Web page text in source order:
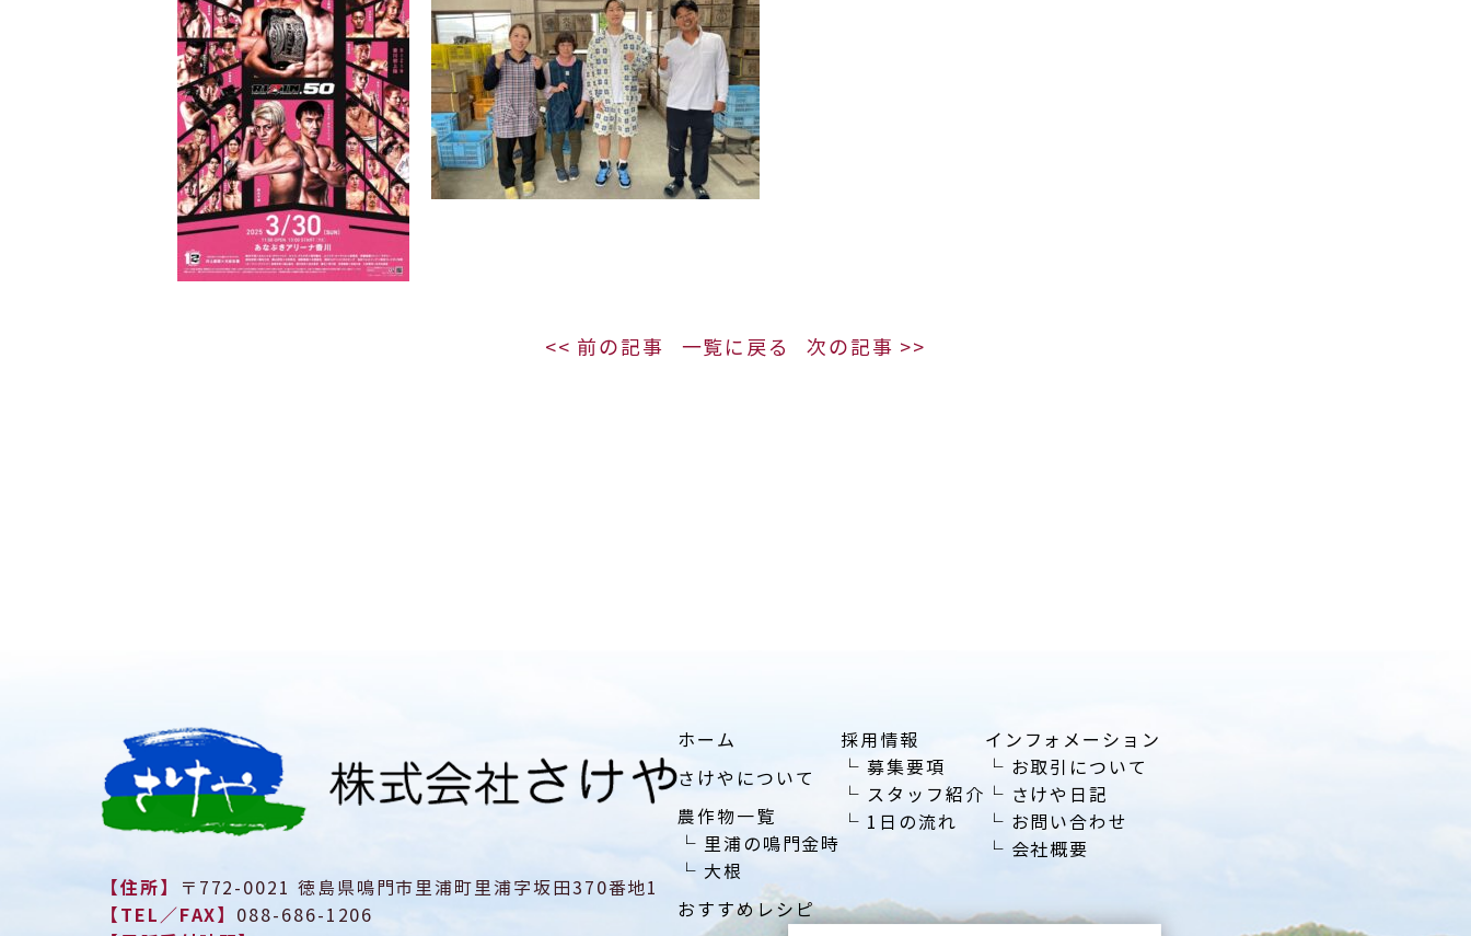
<< 前の記事 一覧に戻る 次の記事 >>
【住所】 〒772-0021 徳島県鳴門市里浦町里浦字坂田370番地1
【TEL／FAX】 088-686-1206
ホーム
さけやについて
農作物一覧
└ 里浦の鳴門金時
└ 大根
おすすめレシピ
採用情報
└募集要項
└ スタッフ紹介
└ 1日の流れ
インフォメーション
└ お取引について
└ さけや日記
└ お問い合わせ
└ 会社概要